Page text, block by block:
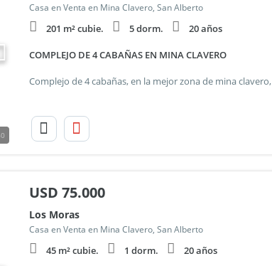
Casa en Venta en Mina Clavero, San Alberto
201 m² cubie. 5 dorm. 20 años
COMPLEJO DE 4 CABAÑAS EN MINA CLAVERO
USD 75.000
Los Moras
Casa en Venta en Mina Clavero, San Alberto
45 m² cubie. 1 dorm. 20 años